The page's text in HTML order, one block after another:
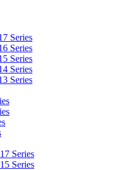
Series
Series
Series
Series
Series
Series
Series